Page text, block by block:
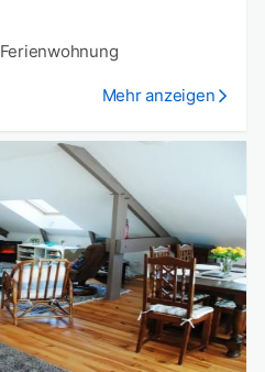
Mehr anzeigen